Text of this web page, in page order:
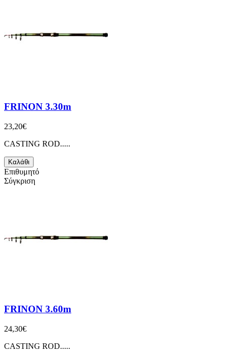
FRINON 3.30m
23,20€
CASTING ROD.....
Καλάθι
Επιθυμητό
Σύγκριση
FRINON 3.60m
24,30€
CASTING ROD.....